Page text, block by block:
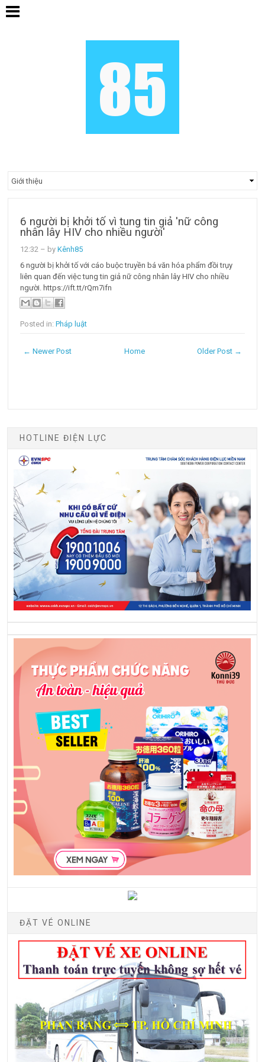
6 người bị khởi tố vì tung tin giả 'nữ công
nhân lây HIV cho nhiều người'
12:32 – byKênh85
6 người bị khởi tố với cáo buộc truyền bá văn hóa phẩm đồi trụy
liên quan đến việc tung tin giả nữ công nhân lây HIV cho nhiều
người. https://ift.tt/rQm7ifn
Posted in:Pháp luật
← Newer Post Older Post →
Home
HOTLINE ĐIỆN LỰC
ĐẶT VÉ ONLINE